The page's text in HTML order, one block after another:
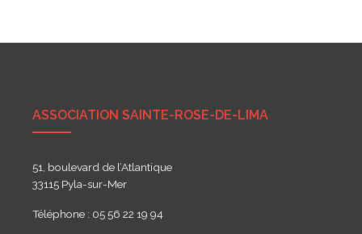
ASSOCIATION SAINTE-ROSE-DE-LIMA
51, boulevard de l’Atlantique
33115 Pyla-sur-Mer
Téléphone : 05 56 22 19 94